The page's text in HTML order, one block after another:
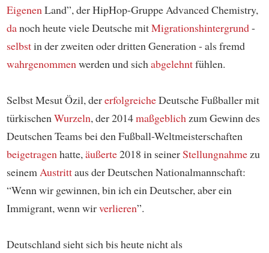
EigenenLand”, der HipHop-Gruppe Advanced Chemistry,
danoch heute viele Deutsche mitMigrationshintergrund-
selbstin der zweiten oder dritten Generation - als fremd
wahrgenommenwerden und sichabgelehntfühlen.
Selbst Mesut Özil, dererfolgreicheDeutsche Fußballer mit
türkischenWurzeln, der 2014maßgeblichzum Gewinn des
Deutschen Teams bei den Fußball-Weltmeisterschaften
beigetragenhatte,äußerte2018 in seinerStellungnahmezu
seinemAustrittaus der Deutschen Nationalmannschaft:
“Wenn wir gewinnen, bin ich ein Deutscher, aber ein
Immigrant, wenn wirverlieren”.
Deutschland sieht sich bis heute nicht als